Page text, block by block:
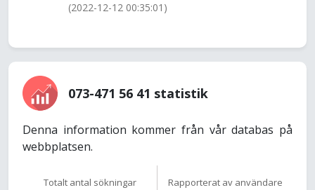
(2022-12-12 00:35:01)
073-471 56 41 statistik
Denna information kommer från vår databas på
webbplatsen.
Totalt antal sökningar Rapporterat av användare